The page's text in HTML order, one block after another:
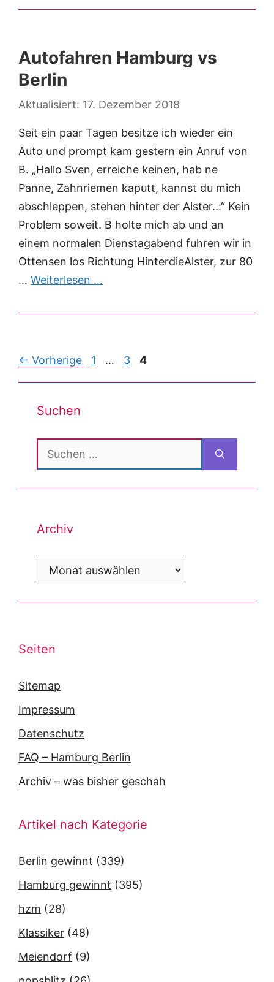
Autofahren Hamburg vs
Berlin
17. Dezember 2018
Seit ein paar Tagen besitze ich wieder ein
Auto und prompt kam gestern ein Anruf von
B. „Hallo Sven, erreiche keinen, hab ne
Panne, Zahnriemen kaputt, kannst du mich
abschleppen, stehen hinter der Alster..:“ Kein
Problem soweit. B holte mich ab und an
einem normalen Dienstagabend fuhren wir in
Ottensen los Richtung HinterdieAlster, zur 80
… Weiterlesen …
Post
← Vorherige 1 … 3 4
Suchen
Suchen
nach:
Archiv
Archiv
Seiten
Sitemap
Impressum
Datenschutz
FAQ – Hamburg Berlin
Archiv – was bisher geschah
Artikel nach Kategorie
Berlin gewinnt (339)
Hamburg gewinnt (395)
hzm (28)
Klassiker (48)
Meiendorf (9)